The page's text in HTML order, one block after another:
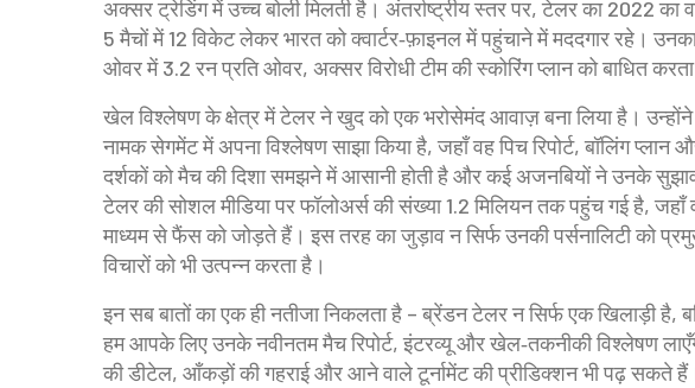
अक्सर ट्रेडिंग में उच्च बोली मिलती है। अंतर्राष्ट्रीय स्तर पर, टेलर का 2022
5 मैचों में 12 विकेट लेकर भारत को क्वार्टर‑फ़ाइनल में पहुंचाने में मददगार रहे।
ओवर में 3.2 रन प्रति ओवर, अक्सर विरोधी टीम की स्कोरिंग प्लान को बाधित
खेल विश्लेषण के क्षेत्र में टेलर ने खुद को एक भरोसेमंद आवाज़ बना लिया है। उन्होंने
नामक सेगमेंट में अपना विश्लेषण साझा किया है, जहाँ वह पिच रिपोर्ट, बॉलिंग
दर्शकों को मैच की दिशा समझने में आसानी होती है और कई अजनबियों ने उनके
टेलर की सोशल मीडिया पर फॉलोअर्स की संख्या 1.2 मिलियन तक पहुंच गई है,
माध्यम से फैंस को जोड़ते हैं। इस तरह का जुड़ाव न सिर्फ उनकी पर्सनालिटी को
विचारों को भी उत्पन्न करता है।
इन सब बातों का एक ही नतीजा निकलता है – ब्रेंडन टेलर न सिर्फ एक खिलाड़ी
हम आपके लिए उनके नवीनतम मैच रिपोर्ट, इंटरव्यू और खेल‑तकनीकी विश्लेषण
की डीटेल, आँकड़ों की गहराई और आने वाले टूर्नामेंट की प्रीडिक्शन भी पढ़ सकते